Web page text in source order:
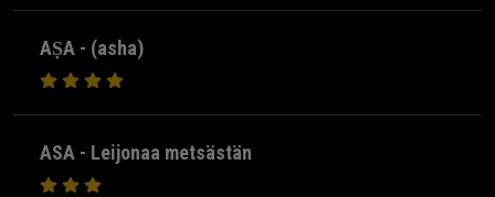
AṢA - (asha)
ASA - Leijonaa metsästän